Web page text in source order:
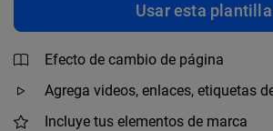
Usar esta plantilla
Efecto de cambio de página
Agrega videos, enlaces, etiquetas
Incluye tus elementos de marca